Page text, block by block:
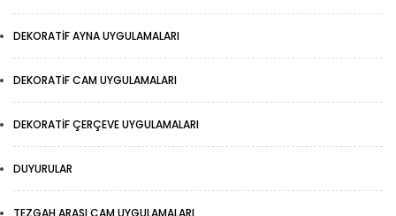
DEKORATIF AYNA UYGULAMALARI
DEKORATIF CAM UYGULAMALARI
DEKORATIF ÇERÇEVE UYGULAMALARI
DUYURULAR
TEZGAH ARASI CAM UYGULAMALARI